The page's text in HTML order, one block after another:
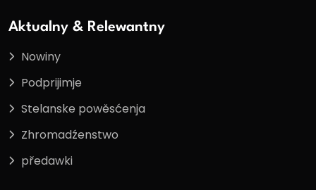
Aktualny & Relewantny
Nowiny
Podprijimje
Stelanske powěsćenja
Zhromadźenstwo
předawki